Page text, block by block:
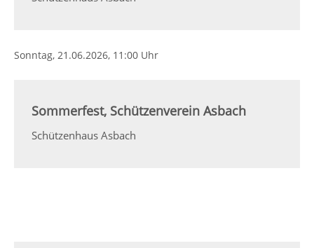
Sonntag, 21.06.2026, 11:00 Uhr
Sommerfest, Schützenverein Asbach
Schützenhaus Asbach